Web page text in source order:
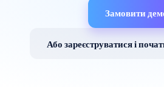
Замовити
Або зареєструватися і